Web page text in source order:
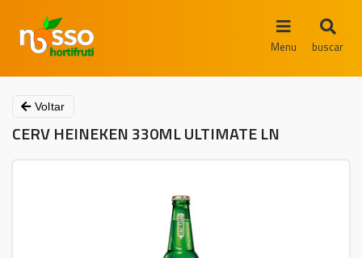
Menu buscar
Voltar
CERV HEINEKEN 330ML ULTIMATE LN